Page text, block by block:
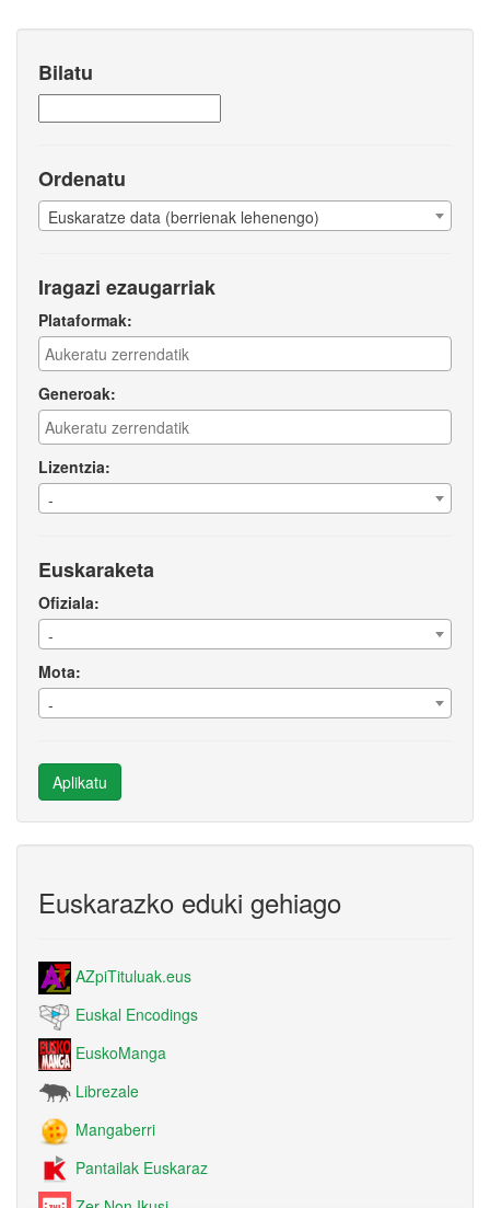
Bilatu
Ordenatu
Euskaratze data (berrienak lehenengo)
Iragazi ezaugarriak
Plataformak:
Generoak:
Lizentzia:
-
Euskaraketa
Ofiziala:
-
Mota:
-
Euskarazko eduki gehiago
AZpiTituluak.eus
Euskal Encodings
EuskoManga
Librezale
Mangaberri
Pantailak Euskaraz